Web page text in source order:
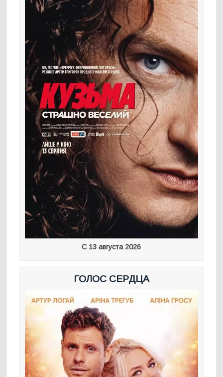
С 13 августа 2026
ГОЛОС СЕРДЦА